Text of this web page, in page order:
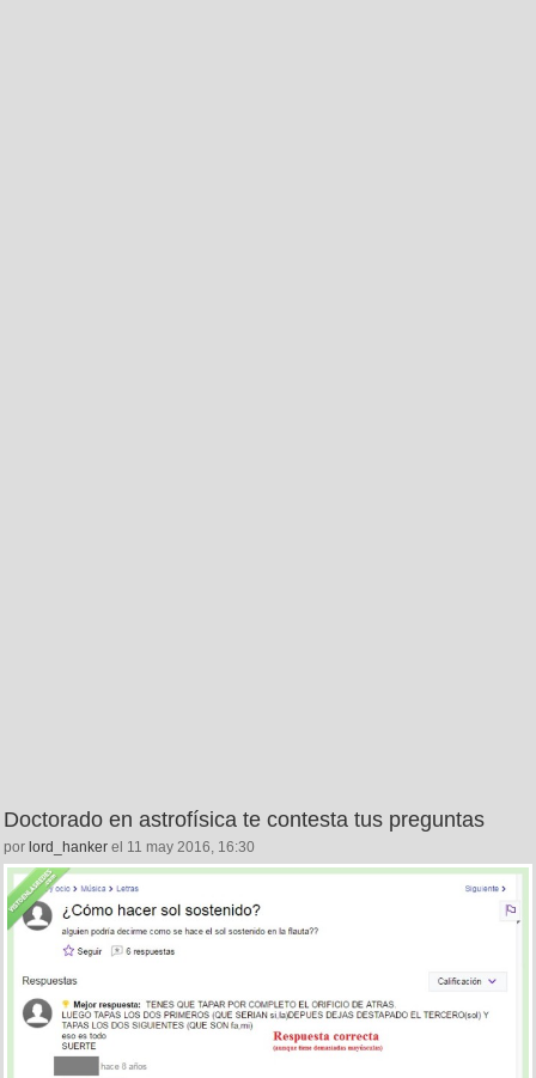
Doctorado en astrofísica te contesta tus preguntas
por lord_hanker el 11 may 2016, 16:30